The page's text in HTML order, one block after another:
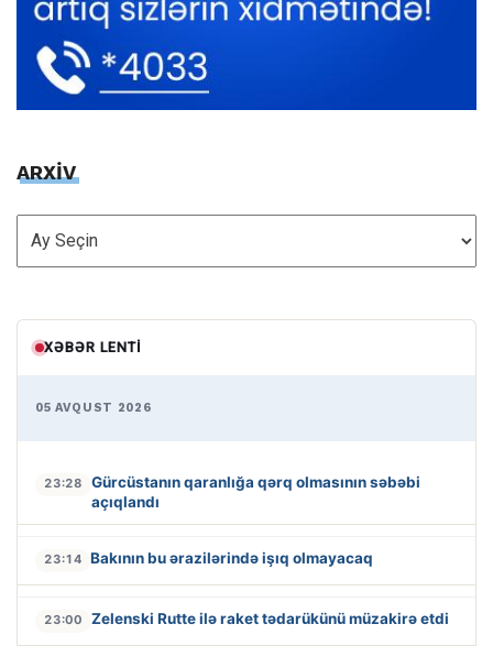
ARXİV
ARXİV
XƏBƏR LENTI
05 AVQUST 2026
23:28
Gürcüstanın qaranlığa qərq olmasının səbəbi
açıqlandı
23:14 Bakının bu ərazilərində işıq olmayacaq
23:00 Zelenski Rutte ilə raket tədarükünü müzakirə etdi